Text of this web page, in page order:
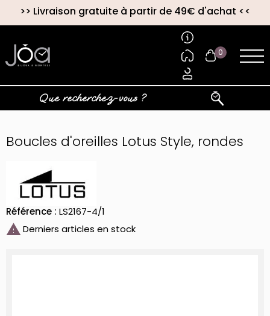
>> Livraison gratuite à partir de 49€ d'achat <<
0
Boucles d'oreilles Lotus Style, rondes
Référence : LS2167-4/1
 Derniers articles en stock